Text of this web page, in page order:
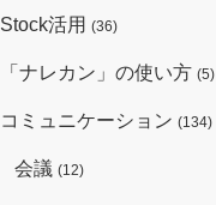
Stock活用 (36)
「ナレカン」の使い方 (5)
コミュニケーション (134)
会議 (12)